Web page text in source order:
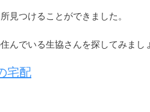
見つけることができました。
んでいる生協さんを探してみまし
宅配